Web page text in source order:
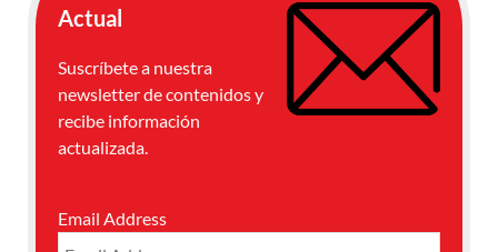
Actual
Suscríbete a nuestra
newsletter de contenidos y
recibe información
actualizada.
Email Address